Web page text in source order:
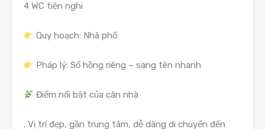
4 WC tiện nghi
Quy hoạch: Nhà phố
Pháp lý: Sổ hồng riêng – sang tên nhanh
Điểm nổi bật của căn nhà
. Vị trí đẹp, gần trung tâm, dễ dàng di chuyển đến